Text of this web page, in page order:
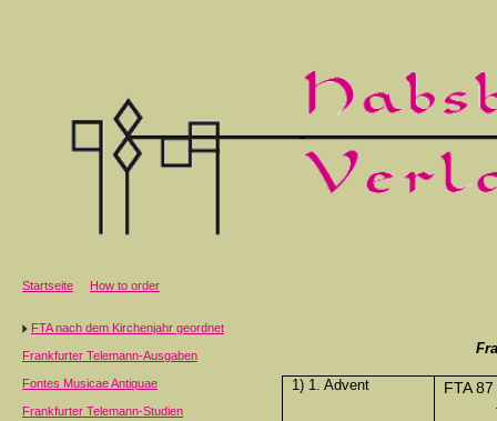
Startseite How to order
1) 1. Advent
FTA 87
FTA nach dem Kirchenjahr geordnet
Frankfurter Telemann-Ausgaben
Fontes Musicae Antiquae
Frankfurter Telemann-Studien